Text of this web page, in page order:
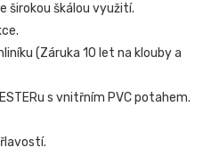
širokou škálou využití.
(Záruka 10 let na klouby a
s vnitřním PVC potahem.